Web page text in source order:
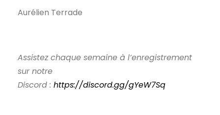
Aurélien Terrade
Assistez chaque semaine à l’enregistrement
sur notre
Discord : https://discord.gg/gYeW7Sq